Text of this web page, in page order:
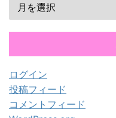
ログイン
投稿フィード
コメントフィード